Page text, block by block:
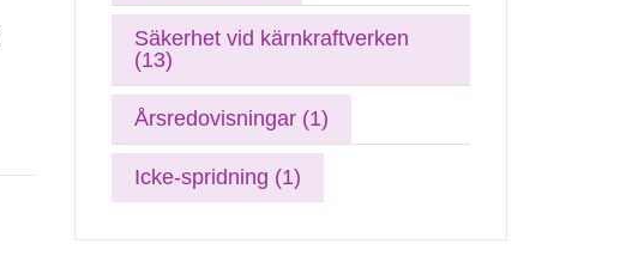
Säkerhet vid kärnkraftverken
(13)
Årsredovisningar (1)
Icke-spridning (1)